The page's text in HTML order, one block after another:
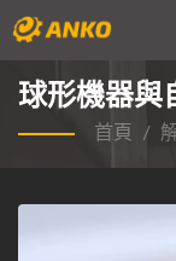
球形機器與
首頁 /